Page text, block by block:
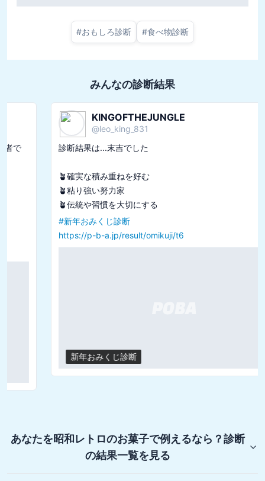
#おもしろ診断 #食べ物診断
みんなの診断結果
KINGOFTHEJUNGLE
leo_king_831
診断結果は...末吉でした
🪴確実な積み重ねを好む
🪴粘り強い努力家
新年おみくじ診断
https://p-b-a.jp/result/omikuji/t6
新年おみくじ診断
あなたを昭和レトロのお菓子で例えるなら？診断
の結果一覧を見る